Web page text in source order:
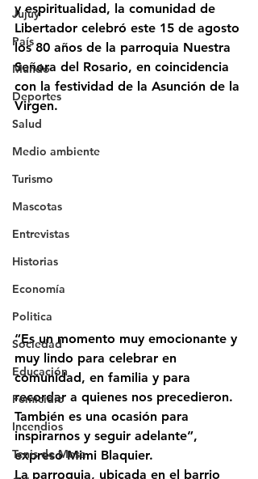
Jujuy
País
Mundo
Deportes
Salud
Medio ambiente
Turismo
Mascotas
Entrevistas
Historias
Economía
Politica
Sociedad
Educación
Femicidio
Incendios
Tenis de Mesa
y espiritualidad, la comunidad de
Libertador celebró este 15 de agosto
los 80 años de la parroquia Nuestra
Señora del Rosario, en coincidencia
con la festividad de la Asunción de la
Virgen.
“Es un momento muy emocionante y
muy lindo para celebrar en
comunidad, en familia y para
recordar a quienes nos precedieron.
También es una ocasión para
inspirarnos y seguir adelante”,
expresó Mimi Blaquier.
La parroquia, ubicada en el barrio